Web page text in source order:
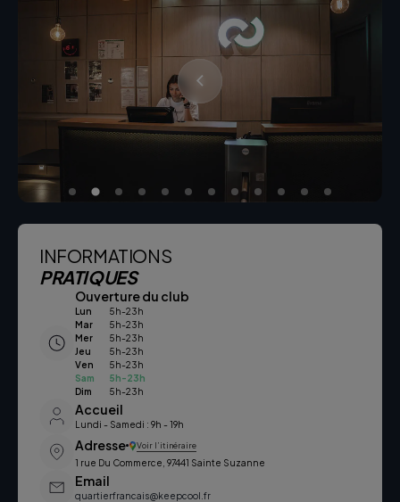
INFORMATIONS
PRATIQUES
Ouverture du club
Lun
5h-23h
Mar
5h-23h
Mer
5h-23h
Jeu
5h-23h
Ven
5h-23h
Sam
5h-23h
Dim
5h-23h
Accueil
Lundi - Samedi : 9h - 19h
Adresse Voir l’itinéraire
1 rue Du Commerce, 97441 Sainte Suzanne
Email
quartierfrancais@keepcool.fr